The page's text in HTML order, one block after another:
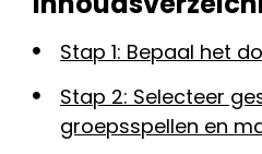
Stap 1: Bepaal het
Stap 2: Selecteer
groepsspellen en